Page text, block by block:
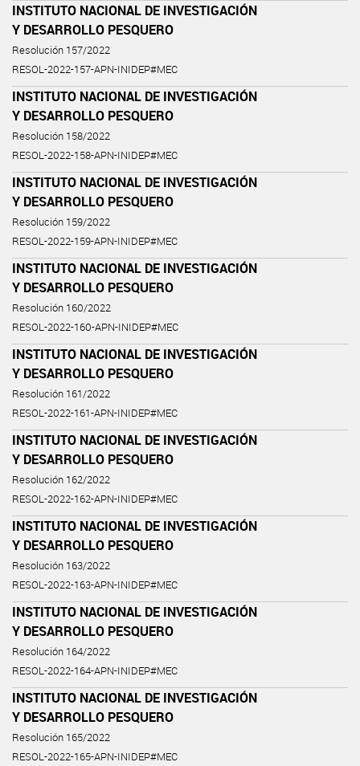
INSTITUTO NACIONAL DE INVESTIGACIÓN
Y DESARROLLO PESQUERO
Resolución 157/2022
RESOL-2022-157-APN-INIDEP#MEC
INSTITUTO NACIONAL DE INVESTIGACIÓN
Y DESARROLLO PESQUERO
Resolución 158/2022
RESOL-2022-158-APN-INIDEP#MEC
INSTITUTO NACIONAL DE INVESTIGACIÓN
Y DESARROLLO PESQUERO
Resolución 159/2022
RESOL-2022-159-APN-INIDEP#MEC
INSTITUTO NACIONAL DE INVESTIGACIÓN
Y DESARROLLO PESQUERO
Resolución 160/2022
RESOL-2022-160-APN-INIDEP#MEC
INSTITUTO NACIONAL DE INVESTIGACIÓN
Y DESARROLLO PESQUERO
Resolución 161/2022
RESOL-2022-161-APN-INIDEP#MEC
INSTITUTO NACIONAL DE INVESTIGACIÓN
Y DESARROLLO PESQUERO
Resolución 162/2022
RESOL-2022-162-APN-INIDEP#MEC
INSTITUTO NACIONAL DE INVESTIGACIÓN
Y DESARROLLO PESQUERO
Resolución 163/2022
RESOL-2022-163-APN-INIDEP#MEC
INSTITUTO NACIONAL DE INVESTIGACIÓN
Y DESARROLLO PESQUERO
Resolución 164/2022
RESOL-2022-164-APN-INIDEP#MEC
INSTITUTO NACIONAL DE INVESTIGACIÓN
Y DESARROLLO PESQUERO
Resolución 165/2022
RESOL-2022-165-APN-INIDEP#MEC